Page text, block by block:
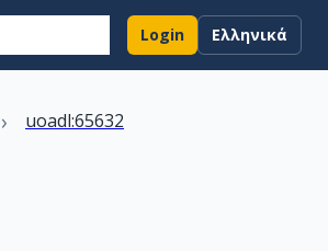
Login Ελληνικά
› uoadl:65632